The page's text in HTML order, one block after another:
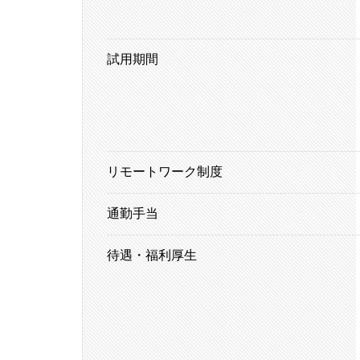
試用期間
リモートワーク制度
通勤手当
待遇・福利厚生